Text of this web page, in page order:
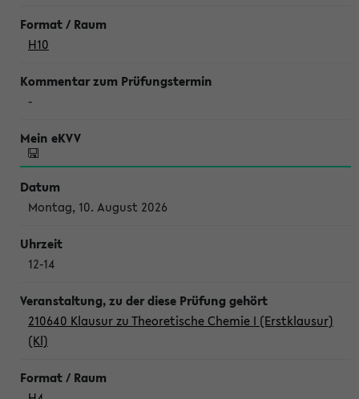
H10
-
Montag, 10. August 2026
12-14
210640 Klausur zu Theoretische Chemie I (Erstklausur)
(Kl)